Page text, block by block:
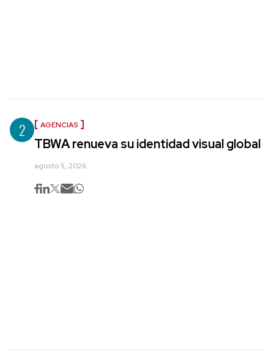
2 AGENCIAS
TBWA renueva su identidad visual global
agosto 5, 2026